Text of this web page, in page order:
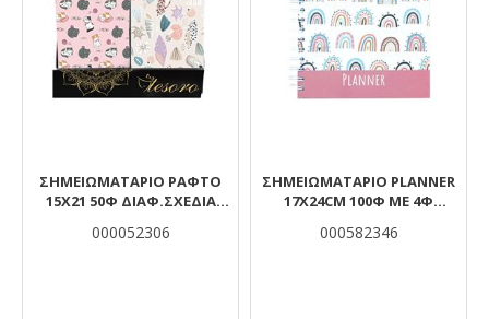
ΣΗΜΕΙΩΜΑΤΑΡΙΟ ΡΑΦΤΟ
15Χ21 50Φ ΔΙΑΦ.ΣΧΕΔΙΑ
000052306
ΣΗΜΕΙΩΜΑΤΑΡΙΟ PLANNER
17X24CM 100Φ ΜΕ 4Φ
000582346